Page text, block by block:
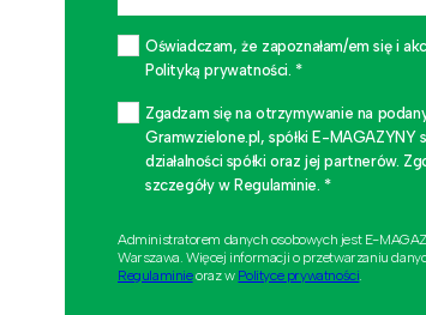
Oświadczam, że zapoznałam/em się i
Polityką prywatności. *
Zgadzam się na otrzymywanie na
Gramwzielone.pl, spółki E-
działalności spółki oraz jej partnerów.
szczegóły w Regulaminie. *
Administratorem danych osobowych jest E-
Warszawa. Więcej informacji o przetwarzaniu
Regulaminieoraz w Polityce prywatności